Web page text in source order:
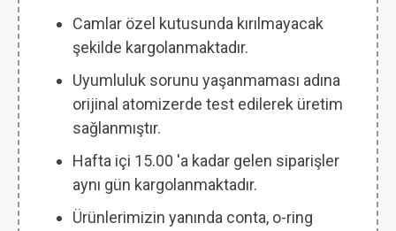
Camlar özel kutusunda kırılmayacak
şekilde kargolanmaktadır.
Uyumluluk sorunu yaşanmaması adına
orijinal atomizerde test edilerek üretim
sağlanmıştır.
Hafta içi 15.00 'a kadar gelen siparişler
aynı gün kargolanmaktadır.
Ürünlerimizin yanında conta, o-ring